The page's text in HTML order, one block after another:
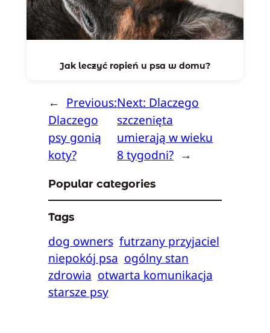
Jak leczyć ropień u psa w domu?
← Previous:
Dlaczego
psy gonią
koty?
Next: Dlaczego
szczenięta
umierają w wieku
8 tygodni? →
Popular categories
Tags
dog owners futrzany przyjaciel
niepokój psa ogólny stan
zdrowia otwarta komunikacja
starsze psy